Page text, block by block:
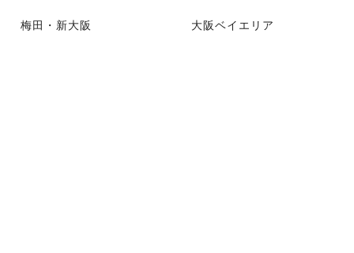
梅田・新大阪 大阪ベイエリア